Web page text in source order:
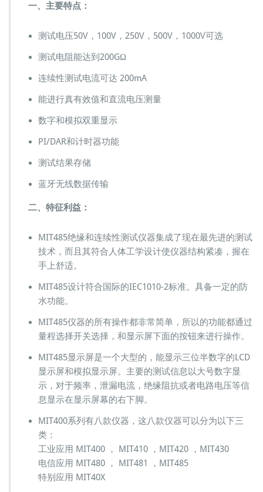
仪
1
k
耐
仪
连
测
e
g
g
e
A
V
O
一、主要特点：
测试电压50V，100V，250V，500V，1000V可选
测试电阻能达到200GΩ
连续性测试电流可达 200mA
能进行真有效值和直流电压测量
数字和模拟双重显示
PI/DAR和计时器功能
测试结果存储
蓝牙无线数据传输
二、特征利益：
MIT485绝缘和连续性测试仪器集成了现在最先进的测试
技术，而且其符合人体工学设计使仪器结构紧凑，握在
手上舒适。
MIT485设计符合国际的IEC1010-2标准。具备一定的防
水功能。
MIT485仪器的所有操作都非常简单，所以的功能都通过
量程选择开关选择，和显示屏下面的按钮来进行操作。
MIT485显示屏是一个大型的，能显示三位半数字的LCD
显示屏和模拟显示屏。主要的测试信息以大号数字显
示，对于频率，泄漏电流，绝缘阻抗或者电路电压等信
息显示在显示屏幕的右下脚。
MIT400系列有八款仪器，这八款仪器可以分为以下三
类：
工业应用 MIT400 ， MIT410 ，MIT420 ，MIT430
电信应用 MIT480 ， MIT481 ，MIT485
特别应用 MIT40X